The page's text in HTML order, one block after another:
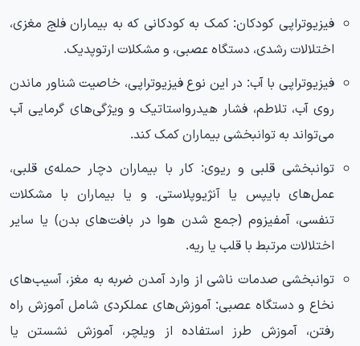
فیزیوتراپی کودکان: کمک به کودکانی که به بیماران فلج مغزی،
اختلالات رشدی، دستگاه عصبی، و مشکلات ارتوپدیک.
فیزیوتراپی با آب: در این نوع فیزیوتراپی، خاصیت شناور ماندن
روی آب، تلاطم، فشار هیدرواستاتیک و ویژگی‌های گرمایی آب
می‌تواند به توانبخشی بیماران کمک کند.
توانبخشی قلبی و ریوی: کار با بیماران دچار حمله‌ی قلبی،
عمل‌های بایپس یا آنژیوپلاستی. و یا بیماران با مشکلات
تنفسی، آمفیزوم (جمع شدن هوا در بافت‌های بدن) یا سایر
اختلالات مرتبط با قلب یا ریه.
توانبخشی صدمات ناشی از وارد آمدن ضربه به مغز، آسیب‌های
نخاع و دستگاه عصبی: آموزش‌های عملکردی شامل آموزش راه
رفتن، آموزش طرز استفاده از ویلچر، آموزش نشستن یا